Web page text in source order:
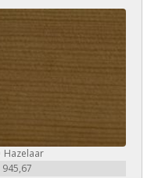
Hazelaar
945,67